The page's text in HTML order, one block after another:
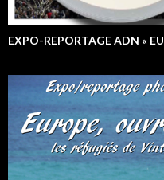
EXPO-REPORTAGE ADN «